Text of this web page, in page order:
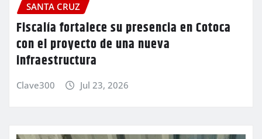
SANTA CRUZ
Fiscalía fortalece su presencia en Cotoca
con el proyecto de una nueva
infraestructura
Clave300 Jul 23, 2026